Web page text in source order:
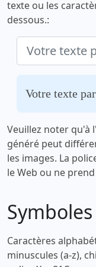
texte ou les
dessous.:
Votre texte
Veuillez noter qu'à
généré peut
les images. La
le Web ou ne
Symboles
Caractères
minuscules (a-z),